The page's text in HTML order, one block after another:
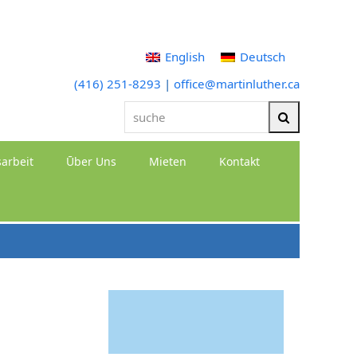
English
Deutsch
(416) 251-8293 | office@martinluther.ca
suche
Ūber Uns Mieten Kontakt